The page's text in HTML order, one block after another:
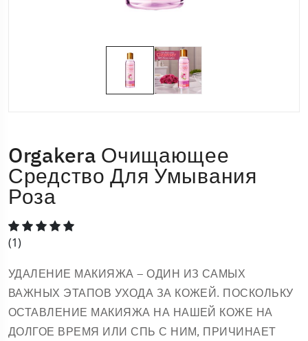
Orgakera Очищающее
Средство Для Умывания
Роза
(1)
УДАЛЕНИЕ МАКИЯЖА – ОДИН ИЗ САМЫХ
ВАЖНЫХ ЭТАПОВ УХОДА ЗА КОЖЕЙ. ПОСКОЛЬКУ
ОСТАВЛЕНИЕ МАКИЯЖА НА НАШЕЙ КОЖЕ НА
ДОЛГОЕ ВРЕМЯ ИЛИ СПЬ С НИМ, ПРИЧИНАЕТ